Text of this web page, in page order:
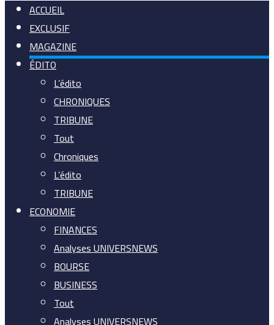
ACCUEIL
EXCLUSIF
MAGAZINE
ÉDITO
L’édito
CHRONIQUES
TRIBUNE
Tout
Chroniques
L’édito
TRIBUNE
ECONOMIE
FINANCES
Analyses UNIVERSNEWS
BOURSE
BUSINESS
Tout